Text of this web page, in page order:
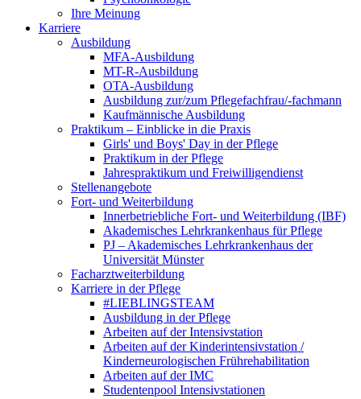
Ihre Meinung
Karriere
Ausbildung
MFA-Ausbildung
MT-R-Ausbildung
OTA-Ausbildung
Ausbildung zur/zum Pflegefachfrau/-fachmann
Kaufmännische Ausbildung
Praktikum – Einblicke in die Praxis
Girls' und Boys' Day in der Pflege
Praktikum in der Pflege
Jahrespraktikum und Freiwilligendienst
Stellenangebote
Fort- und Weiterbildung
Innerbetriebliche Fort- und Weiterbildung (IBF)
Akademisches Lehrkrankenhaus für Pflege
PJ – Akademisches Lehrkrankenhaus der
Universität Münster
Facharztweiterbildung
Karriere in der Pflege
#LIEBLINGSTEAM
Ausbildung in der Pflege
Arbeiten auf der Intensivstation
Arbeiten auf der Kinderintensivstation /
Kinderneurologischen Frührehabilitation
Arbeiten auf der IMC
Studentenpool Intensivstationen